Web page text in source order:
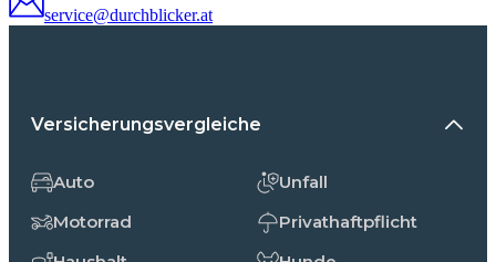
service@durchblicker.at
Versicherungsvergleiche
Auto
Motorrad
Unfall
Privathaftpflicht